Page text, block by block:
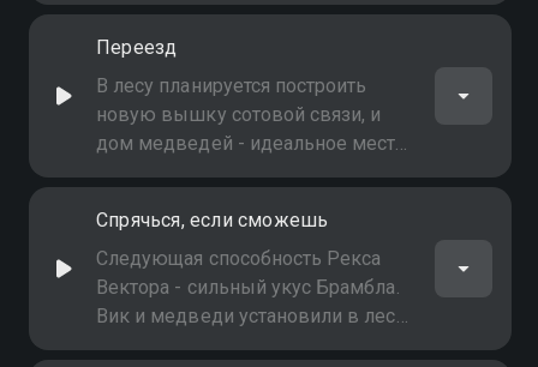
их
Переезд
В лесу планируется построить
новую вышку сотовой связи, и
дом медведей - идеальное место.
Телекоммуникационная компания
избавился от медведей, но что-то
подсказывает, что их будет не так-
то просто переместить
Спрячься, если сможешь
Следующая способность Рекса
Вектора - сильный укус Брамбла.
Вик и медведи установили в лесу
камеры, чтобы следить за